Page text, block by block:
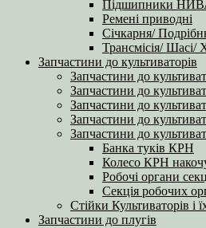
Підшипники
Ремені приводні
Січкарня/
Трансмісія/ Шасі/
Запчастини до культиваторів
Запчастини до
Запчастини до
Запчастини до
Запчастини до
Запчастини до
Банка туків КРН
Колесо КРН
Робочі органи
Секція робочих
Стійки Культиваторів і
Запчастини до плугів